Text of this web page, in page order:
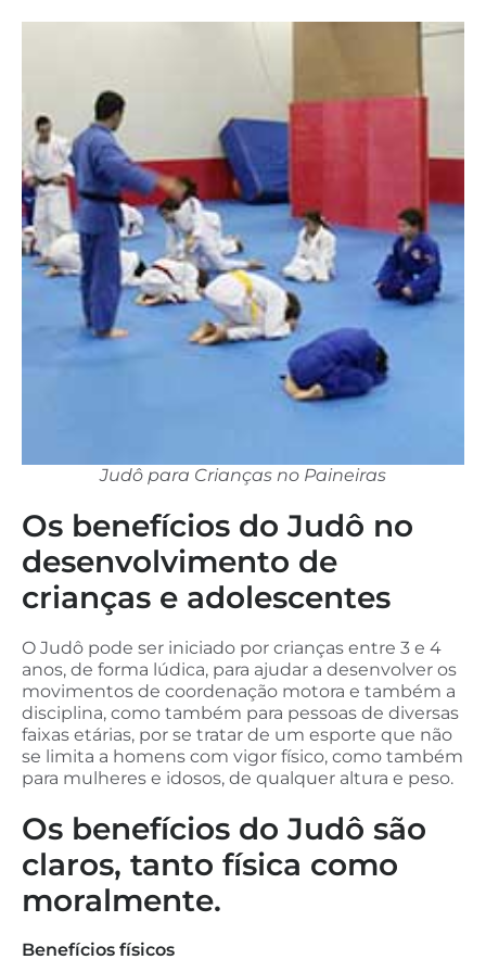
Judô para Crianças no Paineiras
Os benefícios do Judô no
desenvolvimento de
crianças e adolescentes
O Judô pode ser iniciado por crianças entre 3 e 4
anos, de forma lúdica, para ajudar a desenvolver os
movimentos de coordenação motora e também a
disciplina, como também para pessoas de diversas
faixas etárias, por se tratar de um esporte que não
se limita a homens com vigor físico, como também
para mulheres e idosos, de qualquer altura e peso.
Os benefícios do Judô são
claros, tanto física como
moralmente.
Benefícios físicos